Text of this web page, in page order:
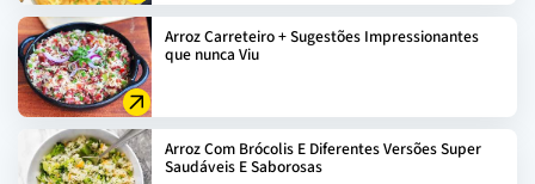
Arroz Carreteiro + Sugestões Impressionantes
que nunca Viu
Arroz Com Brócolis E Diferentes Versões Super
Saudáveis E Saborosas